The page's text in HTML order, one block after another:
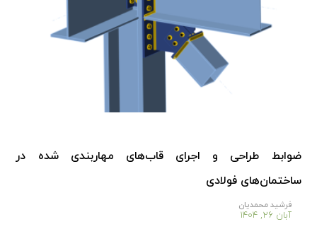
ضوابط طراحی و اجرای قاب‌های مهاربندی شده در
ساختمان‌های فولادی
فرشید محمدیان
آبان ۲۶, ۱۴۰۴